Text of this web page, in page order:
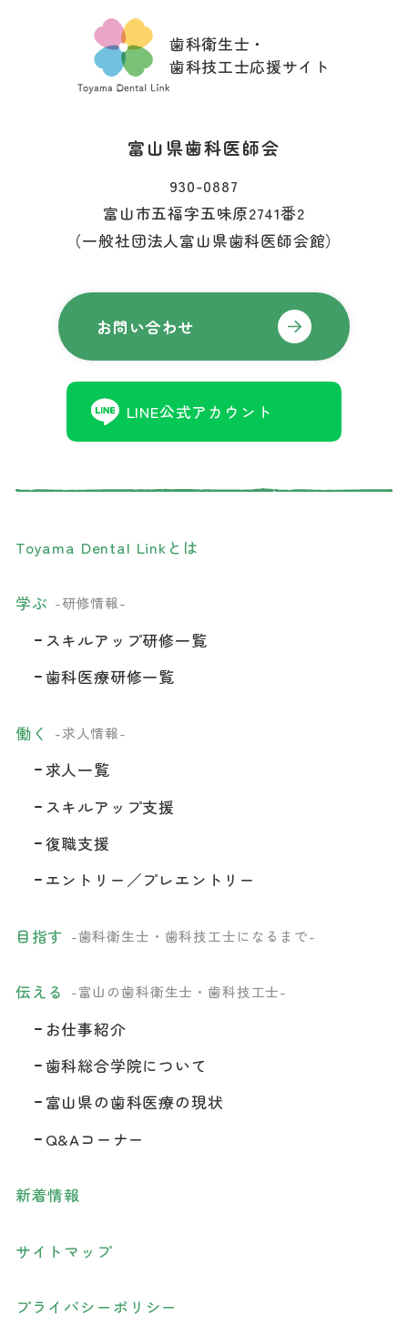
歯科衛生士・
歯科技工士応援サイト
富山県歯科医師会
930-0887
富山市五福字五味原2741番2
（一般社団法人富山県歯科医師会館）
お問い合わせ
LINE公式アカウント
Toyama Dental Linkとは
学ぶ -研修情報-
スキルアップ研修一覧
歯科医療研修一覧
働く -求人情報-
求人一覧
スキルアップ支援
復職支援
エントリー／プレエントリー
目指す -歯科衛生士・歯科技工士になるまで-
伝える -富山の歯科衛生士・歯科技工士-
お仕事紹介
歯科総合学院について
富山県の歯科医療の現状
Q&Aコーナー
新着情報
サイトマップ
プライバシーポリシー